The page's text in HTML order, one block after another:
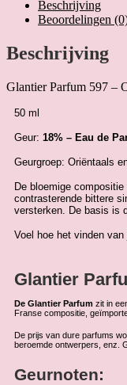
Giorgio
Armani
~
Way
aantal
Beschrijving
Beoordelingen
Beschrijving
Glantier Parfum 597 –
50 ml
Geur: 18% – Eau de
Geurgroep: Oriëntaals
De bloemige
contrasterende bittere
versterken. De basis is
Voel hoe het vinden
Glantier
De Glantier Parfum zit in
Franse compositie,
De prijs van dure parfums
beroemde ontwerpers, enz.
Geurnoten: